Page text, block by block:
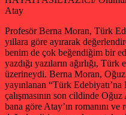
Atay
Profesör Berna Moran, Türk
yıllara göre ayırarak
benim de çok beğendiğim bir
yazdığı yazıların ağırlığı,
üzerineydi. Berna Moran, Oğuz
yayınlanan “Türk
çalışmasının son cildinde
bana göre Atay’ın romanını ve